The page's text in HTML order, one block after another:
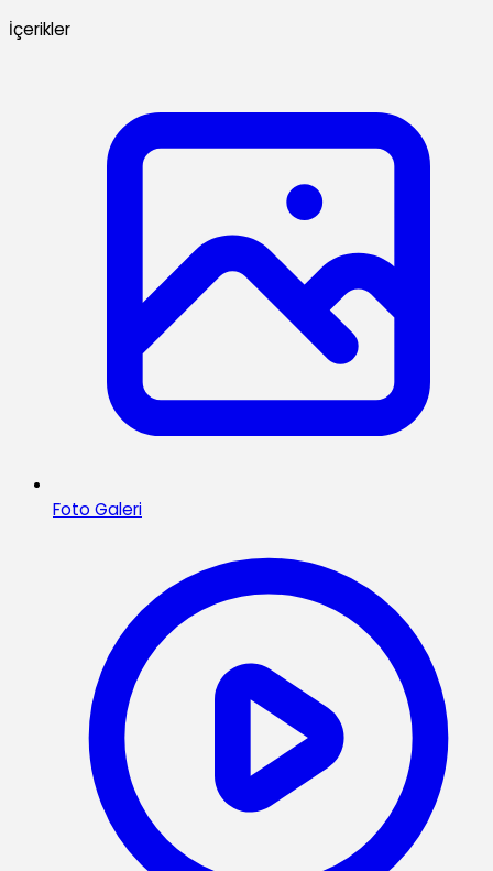
İçerikler
Foto Galeri